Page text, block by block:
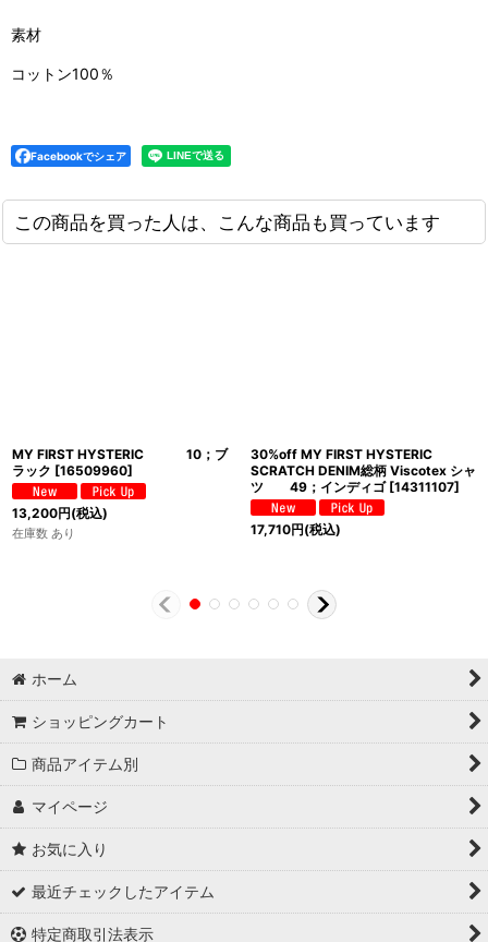
素材
コットン100％
Facebookでシェア
この商品を買った人は、こんな商品も買っています
MY FIRST HYSTERIC 10；ブ
ラック [16509960]
13,200円(税込)
在庫数 あり
30%off MY FIRST HYSTERIC
SCRATCH DENIM総柄 Viscotex シャ
ツ 49；インディゴ [14311107]
17,710円(税込)
ホーム
ショッピングカート
商品アイテム別
マイページ
お気に入り
最近チェックしたアイテム
特定商取引法表示